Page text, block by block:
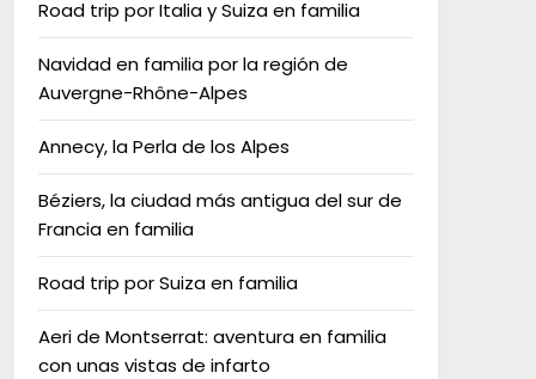
Road trip por Italia y Suiza en familia
Navidad en familia por la región de
Auvergne-Rhône-Alpes
Annecy, la Perla de los Alpes
Béziers, la ciudad más antigua del sur de
Francia en familia
Road trip por Suiza en familia
Aeri de Montserrat: aventura en familia
con unas vistas de infarto